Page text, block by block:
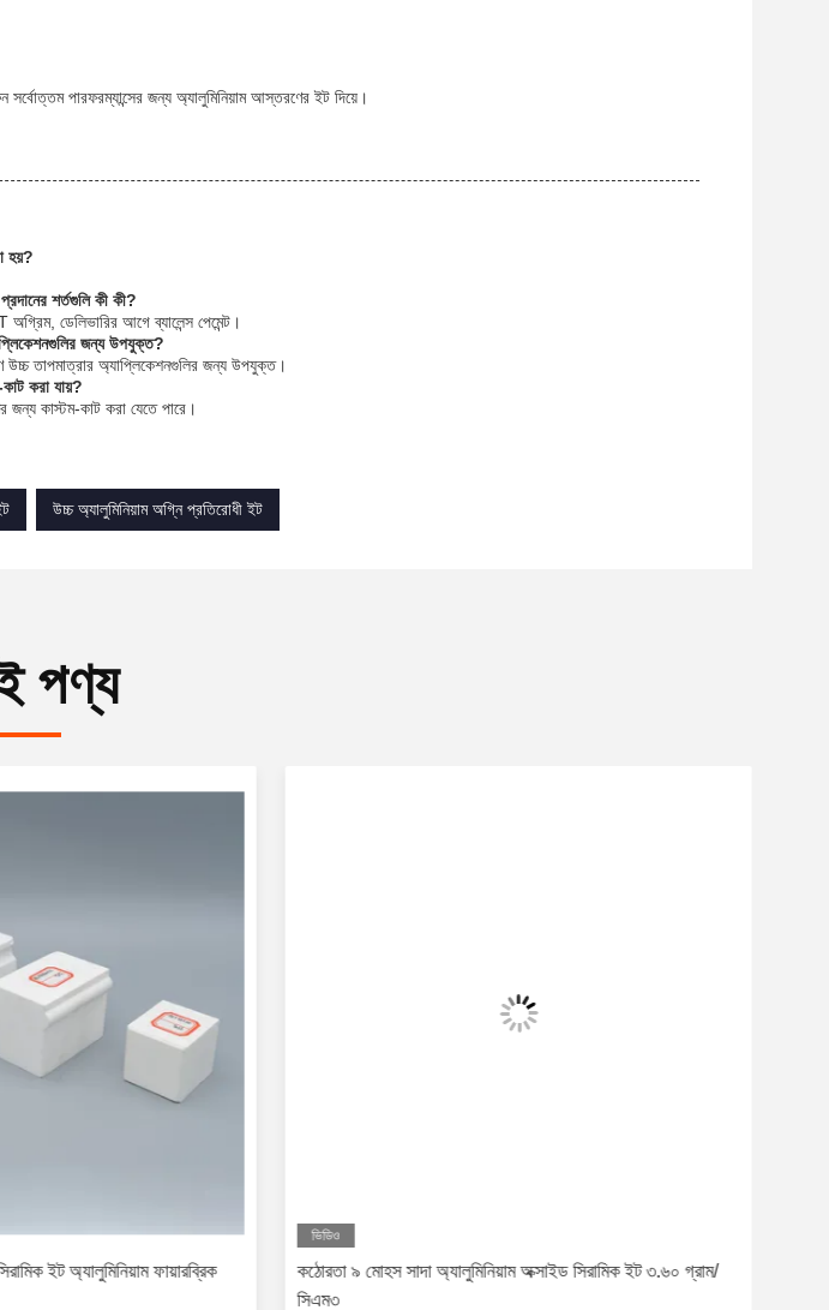
পারফরম্যান্সের জন্য অ্যালুমিনিয়াম আস্তরণের ইট দিয়ে।
হয়?
শর্তগুলি কী কী?
ডেলিভারির আগে ব্যালেন্স পেমেন্ট।
জন্য উপযুক্ত?
উচ্চ তাপমাত্রার অ্যাপ্লিকেশনগুলির জন্য উপযুক্ত।
কাট করা যায়?
জন্য কাস্টম-কাট করা যেতে পারে।
উচ্চ অ্যালুমিনিয়াম অগ্নি প্রতিরোধী ইট
পণ্য
ইট অ্যালুমিনিয়াম ফায়ারব্রিক
ভিডিও
কঠোরতা ৯ মোহস সাদা অ্যালুমিনিয়াম অক্সাইড সিরামিক ইট ৩.৬০ গ্রাম/
সিএম৩